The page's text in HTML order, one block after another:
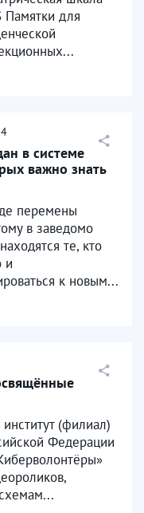
Памятки для
в системе
важно знать
перемены
в заведомо
те, кто
и
к новым...
(филиал)
Федерации